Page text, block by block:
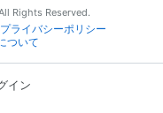
Rights Reserved.
プライバシーポリシー
ついて
イン